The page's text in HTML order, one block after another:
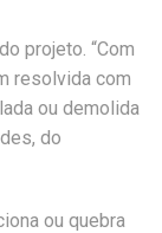
projeto. “Com
resolvida com
ou demolida
do
ou quebra